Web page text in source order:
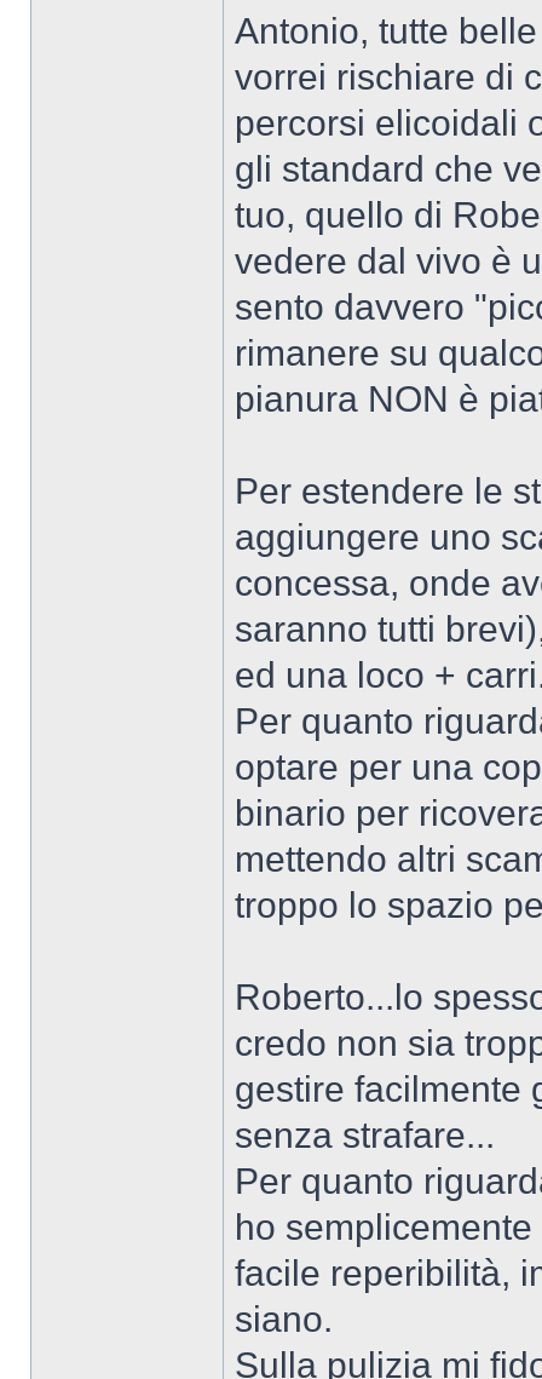
Antonio, tutte
vorrei rischiare di
percorsi elicoidali
gli standard che
tuo, quello di
vedere dal vivo è
sento davvero
rimanere su
pianura NON è
Per estendere le
aggiungere uno
concessa, onde
saranno tutti
ed una loco +
Per quanto
optare per una
binario per
mettendo altri
troppo lo spazio
Roberto...lo
credo non sia
gestire facilmente
senza strafare...
Per quanto
ho
facile reperibilità,
siano.
Sulla pulizia mi